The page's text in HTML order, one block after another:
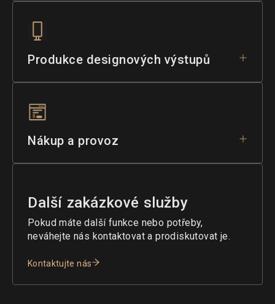
Produkce designových výstupů
Nákup a provoz
Další zakázkové služby
Pokud máte další funkce nebo potřeby,
neváhejte nás kontaktovat a prodiskutovat je.
Kontaktujte nás